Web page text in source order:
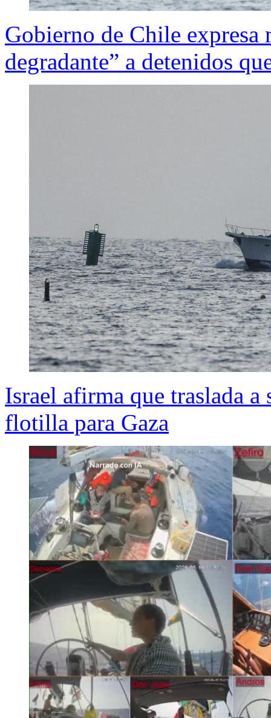
Gobierno de Chile expresa
degradante” a detenidos
Israel afirma que traslada
flotilla para Gaza